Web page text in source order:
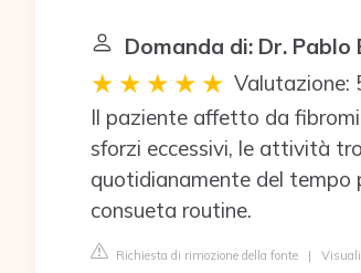
Domanda di: Dr. Pablo
Valutazione:
Il paziente affetto da
sforzi eccessivi, le attività
quotidianamente del tempo
consueta routine.
Richiesta di rimozione della fonte |